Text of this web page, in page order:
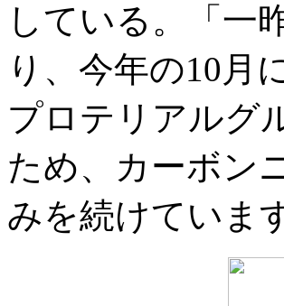
している。「一
り、今年の10月
プロテリアルグ
ため、カーボン
みを続けていま